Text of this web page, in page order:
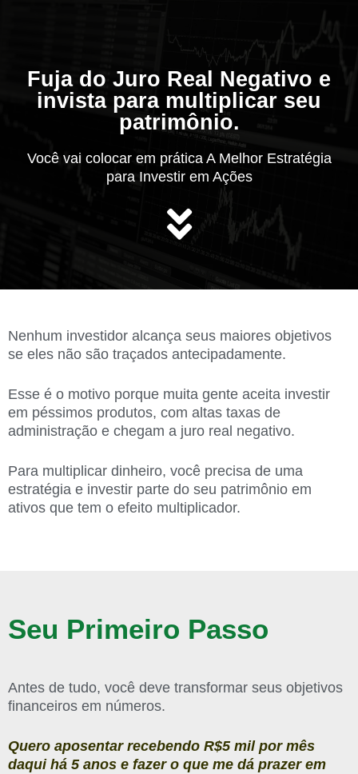
Fuja do Juro Real Negativo e
invista para multiplicar seu
patrimônio.
Você vai colocar em prática A Melhor Estratégia
para Investir em Ações
Nenhum investidor alcança seus maiores objetivos
se eles não são traçados antecipadamente.
Esse é o motivo porque muita gente aceita investir
em péssimos produtos, com altas taxas de
administração e chegam a juro real negativo.
Para multiplicar dinheiro, você precisa de uma
estratégia e investir parte do seu patrimônio em
ativos que tem o efeito multiplicador.
Seu Primeiro Passo
Antes de tudo, você deve transformar seus objetivos
financeiros em números.
Quero aposentar recebendo R$5 mil por mês
daqui há 5 anos e fazer o que me dá prazer em